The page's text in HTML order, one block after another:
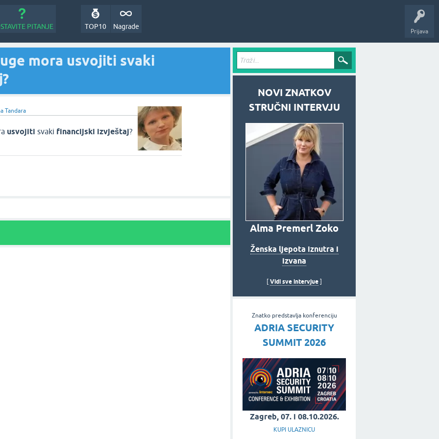
Prijava
PITANJE Nagrade
TOP10
mora usvojiti svaki
Tandara
usvojiti svaki financijski izvještaj?
NOVI ZNATKOV
STRUČNI INTERVJU
Alma Premerl Zoko
Ženska ljepota iznutra i
izvana
Vidi sve intervjue
Znatko predstavlja konferenciju
ADRIA SECURITY
SUMMIT 2026
Zagreb, 07. i 08.10.2026.
KUPI ULAZNICU